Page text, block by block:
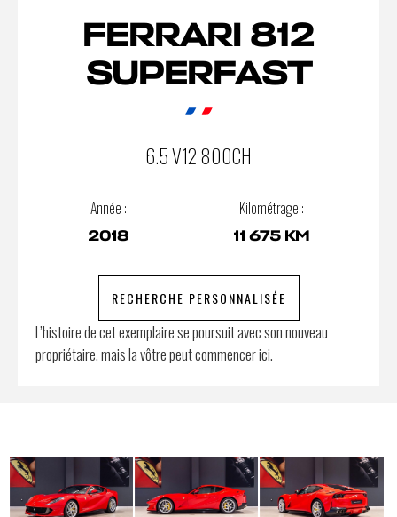
FERRARI 812
SUPERFAST
6.5 V12 800CH
Année :
2018
Kilométrage :
11 675 KM
RECHERCHE PERSONNALISÉE
L’histoire de cet exemplaire se poursuit avec son nouveau
propriétaire, mais la vôtre peut commencer ici.